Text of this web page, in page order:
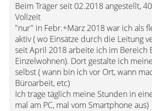
Beim Träger seit 02.2018 angestellt,
Vollzeit
"nur" in Febr.+März 2018 war ich als
aktiv ( wo Einsätze durch die Leitung
seit April 2018 arbeite ich im Bereich
Einzelwohnen). Dort gestalte ich
selbst ( wann bin ich vor Ort, wann
Büroarbeit, etc)
Ich trage täglich meine Stunden in
mal am PC, mal vom Smartphone aus)